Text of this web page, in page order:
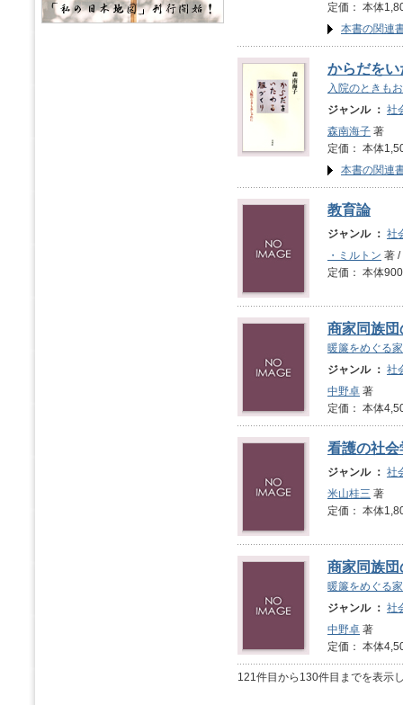
定価： 本体
本書の関連
からだを
入院のときも
ジャンル ： 社
森南海子 著
定価： 本体
本書の関連
教育論
ジャンル ： 社
・ミルトン 著 /
定価： 本体
商家同族
暖簾をめぐる
ジャンル ： 社
中野卓 著
定価： 本体
看護の社会
ジャンル ： 社
米山桂三 著
定価： 本体
商家同族
暖簾をめぐる
ジャンル ： 社
中野卓 著
定価： 本体
121件目から130件目までを表示